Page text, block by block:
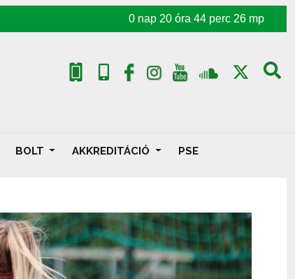
0 nap 20 óra 44 perc 24 mp
BOLT AKKREDITÁCIÓ PSE